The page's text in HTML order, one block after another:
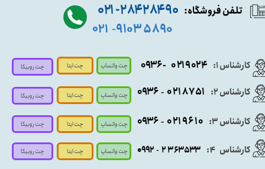
کارشناس ۱: ۰۲۱۹۰۲۴ - ۰۹۳۶
تلفن فروشگاه: ۹۰ ۲۸۴ ۲۸۴- ۰۲۱
۵۸۹۰ ۹۱۰۳ -۰۲۱
کارشناس ۳: ۰۲۱۹۶۱۰ -۰۹۳۶
کارشناس ۲: ۰۲۱۸۷۵۱ - ۰۹۳۶
کارشناس 4
: ۲۳۶۳۵۳۳ - ۰۹۹۲
چت واتساپ
چت واتساپ
چت واتساپ
چت واتساپ
چت ایتا
چت ایتا
چت ایتا
چت ایتا
چت روبیکا
چت روبیکا
چت روبیکا
چت روبیکا